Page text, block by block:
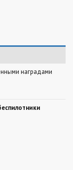
наградами